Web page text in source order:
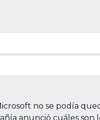
no se podía
anunció cuáles son